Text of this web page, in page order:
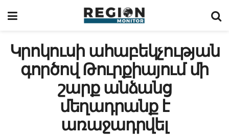
Կրոկուսի ահաբեկչության
գործով Թուրքիայում մի
շարք անձանց
մեղադրանք է
առաջադրվել